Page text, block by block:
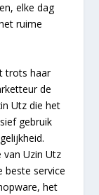
elke dag
ruime
trots haar
de
Utz die het
gebruik
van Uzin Utz
beste service
het